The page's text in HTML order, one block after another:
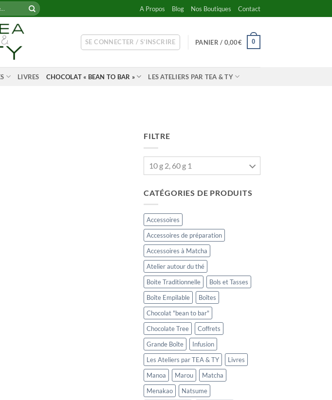
A Propos Blog Nos Boutiques Contact
SE CONNECTER / S’INSCRIRE PANIER / 0,00€ 0
LIVRES CHOCOLAT « BEAN TO BAR » LES ATELIERS PAR TEA & TY
FILTRE
10 g 2, 60 g 1
CATÉGORIES DE PRODUITS
Accessoires
Accessoires de préparation
Accessoires à Matcha
Atelier autour du thé
Boite Traditionnelle
Bols et Tasses
Boîte Empilable
Boîtes
Chocolat "bean to bar"
Chocolate Tree
Coffrets
Grande Boîte
Infusion
Les Ateliers par TEA & TY
Livres
Manoa
Marou
Matcha
Menakao
Natsume